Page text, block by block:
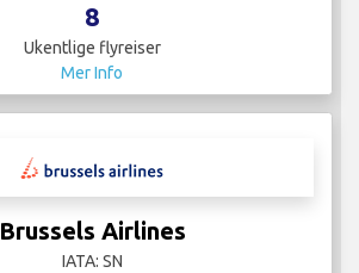
8
Ukentlige flyreiser
Mer Info
Brussels Airlines
IATA: SN